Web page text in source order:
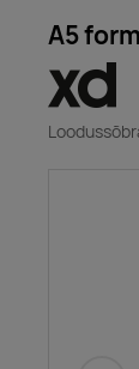
A5